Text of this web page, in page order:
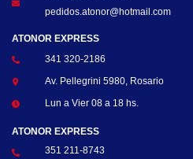
pedidos.atonor@hotmail.com
ATONOR EXPRESS
341 320-2186
Av. Pellegrini 5980, Rosario
Lun a Vier 08 a 18 hs.
ATONOR EXPRESS
351 211-8743